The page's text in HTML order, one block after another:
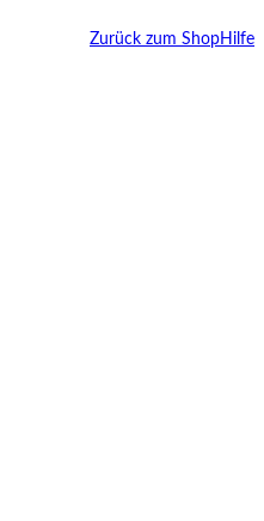
Zurück zum ShopHilfe